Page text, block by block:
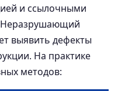
и ссылочными
Неразрушающий
выявить дефекты
На практике
методов: